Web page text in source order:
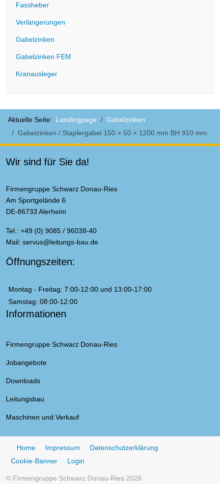
Fassheber
Verlängerungen
Gabelzinken
Gabelzinken FEM
Kranausleger
Aktuelle Seite: Landingpage
Gabelzinken
Gabelzinken / Staplergabel 150 × 50 × 1200 mm BH 910 mm
Wir sind für Sie da!
Firmengruppe Schwarz Donau-Ries
Am Sportgelände 6
DE-86733 Alerheim
Tel.: +49 (0) 9085 / 96038-40
Mail: servus@leitungs-bau.de
Öffnungszeiten:
Montag - Freitag: 7:00-12:00 und 13:00-17:00
Samstag: 08:00-12:00
Informationen
Firmengruppe Schwarz Donau-Ries
Jobangebote
Downloads
Leitungsbau
Maschinen und Verkauf
Home Impressum
Datenschutzerklärung
Cookie-Banner
Login
© Firmengruppe Schwarz Donau-Ries 2026